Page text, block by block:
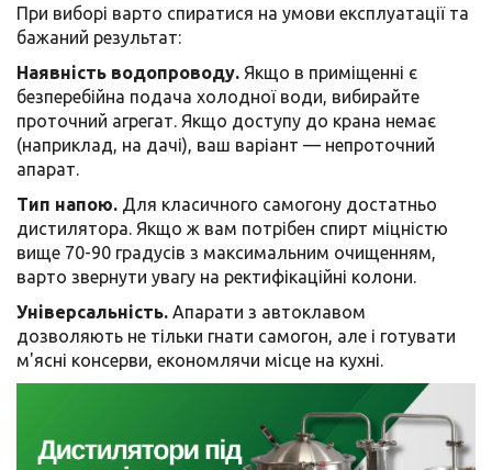
При виборі варто спиратися на умови експлуатації та
бажаний результат:
Наявність водопроводу. Якщо в приміщенні є
безперебійна подача холодної води, вибирайте
проточний агрегат. Якщо доступу до крана немає
(наприклад, на дачі), ваш варіант — непроточний
апарат.
Тип напою. Для класичного самогону достатньо
дистилятора. Якщо ж вам потрібен спирт міцністю
вище 70-90 градусів з максимальним очищенням,
варто звернути увагу на ректифікаційні колони.
Універсальність. Апарати з автоклавом
дозволяють не тільки гнати самогон, але і готувати
м'ясні консерви, економлячи місце на кухні.